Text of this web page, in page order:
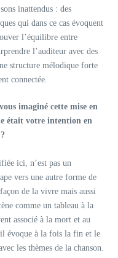
inattendus : des
qui dans ce cas évoquent
l’équilibre entre
l’auditeur avec des
structure mélodique forte
connectée.
imaginé cette mise en
était votre intention en
ici, n’est pas un
vers une autre forme de
de la vivre mais aussi
comme un tableau à la
associé à la mort et au
évoque à la fois la fin et le
les thèmes de la chanson.